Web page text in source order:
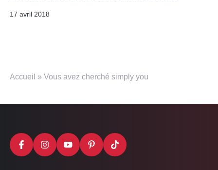
17 avril 2018
Accueil » Vous avez cherché simply you